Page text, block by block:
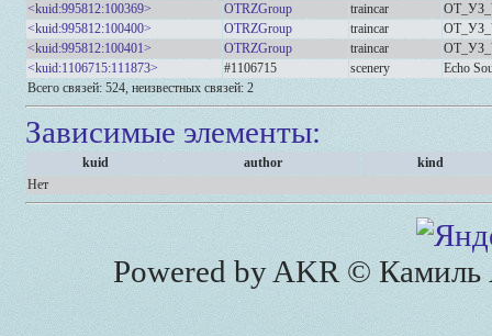
<kuid:995812:100369>
OTRZGroup traincar
<kuid:995812:100400>
OTRZGroup traincar
<kuid:995812:100401>
OTRZGroup traincar
<kuid:1106715:111873>
#1106715 scenery
Echo
Всего связей: 524, неизвестных связей: 2
Зависимые элементы:
kuid author
kind
Нет
Powered by AKR © Камиль